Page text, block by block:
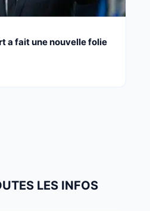
a fait une nouvelle folie
LES INFOS